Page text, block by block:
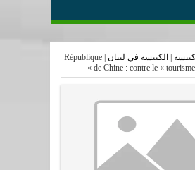
الكنيسة في لبنان |
République
de Chine : contre le « tourisme